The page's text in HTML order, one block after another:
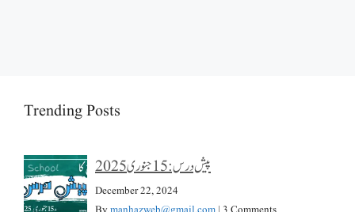
Trending Posts
پیش درس: 15 جنوری 2025
December 22, 2024